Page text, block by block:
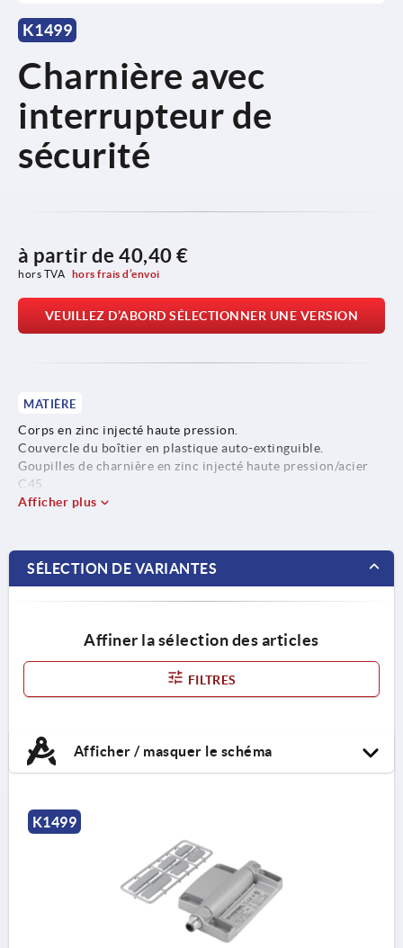
K1499
Charnière avec
interrupteur de
sécurité
à partir de 40,40 €
hors TVA hors frais d’envoi
VEUILLEZ D’ABORD SÉLECTIONNER UNE VERSION
MATIÈRE
Corps en zinc injecté haute pression.
Couvercle du boîtier en plastique auto-extinguible.
Goupilles de charnière en zinc injecté haute pression/acier
C45.
Conducteurs en alliage argent-nickel.
Afficher plus
SÉLECTION DE VARIANTES
Affiner la sélection des articles
FILTRES
Afficher / masquer le schéma
K1499